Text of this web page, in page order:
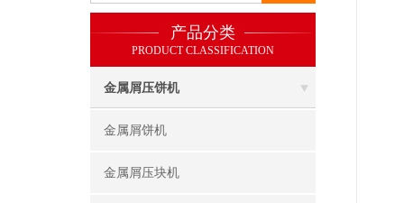
产品分类
PRODUCT CLASSIFICATION
金属屑压饼机
金属屑饼机
金属屑压块机